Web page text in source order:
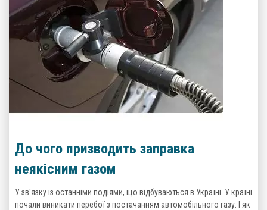
До чого призводить заправка
неякісним газом
У зв'язку із останніми подіями, що відбуваються в Україні. У країні
почали виникати перебої з постачанням автомобільного газу. І як